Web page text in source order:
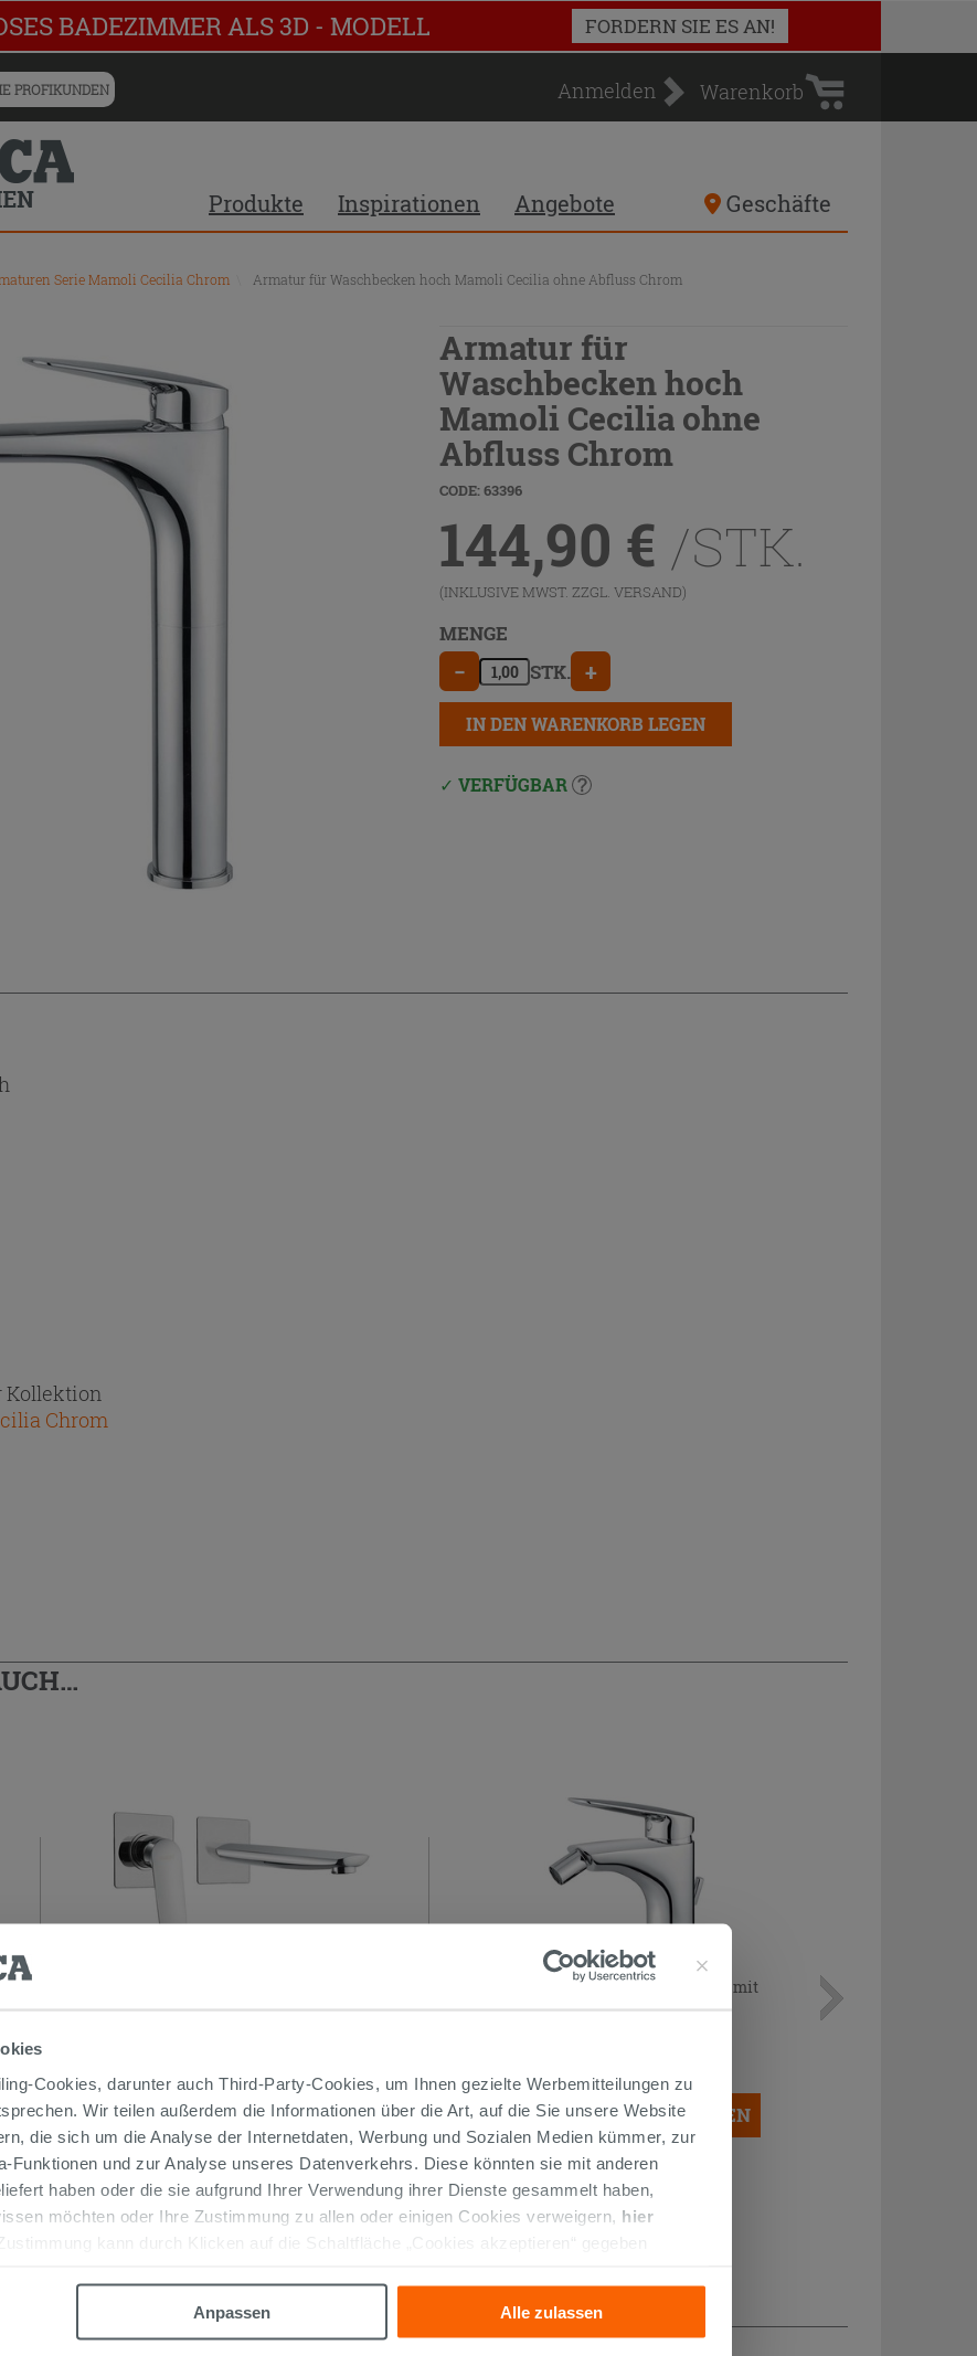
Cookies, darunter auch Third-Party-Cookies, um Ihnen gezielte Werbemitteilungen zu
Wir teilen außerdem die Informationen über die Art, auf die Sie unsere Website
die sich um die Analyse der Internetdaten, Werbung und Sozialen Medien kümmer, zur
Funktionen und zur Analyse unseres Datenverkehrs. Diese könnten sie mit anderen
haben oder die sie aufgrund Ihrer Verwendung ihrer Dienste gesammelt haben,
möchten oder Ihre Zustimmung zu allen oder einigen Cookies verweigern, hier
kann durch Klicken auf die Schaltfläche „Cookies akzeptieren“ gegeben
Anpassen
Alle zulassen
BADEZIMMER ALS 3D - MODELL FORDERN SIE ES AN!
PROFIKUNDEN Anmelden
Warenkorb
Warenkorb
Produkte Inspirationen Angebote Geschäfte
Serie Mamoli Cecilia Chrom Armatur für Waschbecken hoch Mamoli Cecilia ohne Abfluss Chrom
Armatur für
Waschbecken hoch
Mamoli Cecilia ohne
Abfluss Chrom
CODE: 63396
144,90 € /STK.
(INKLUSIVE MWST. ZZGL. VERSAND)
MENGE
− STK. +
IN DEN WARENKORB LEGEN
VERFÜGBAR
Kollektion
Chrom
Wand Mamoli Cecilia ohne Abfluss
IN DEN WARENKORB LEGEN
Armatur für Bidet Mamoli Cecilia mit
Abfluss Chrom
IN DEN WARENKORB LEGEN
GEKAUFT HABEN, KAUFTEN AUCH...